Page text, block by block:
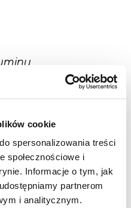
cookie
spersonalizowania treści
społecznościowe i
Informacje o tym, jak
partnerom
i analitycznym.
chili w płatkach,